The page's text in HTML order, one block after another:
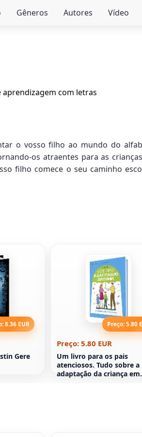
Gêneros Autores Vídeo
aprendizagem com letras
o vosso filho ao mundo do
os atraentes para as
filho comece o seu caminho
8.36 EUR
Gere
Preço: 5.80
Preço: 5.80 EUR
Um livro para os pais
atenciosos. Tudo sobre a
adaptação da criança em